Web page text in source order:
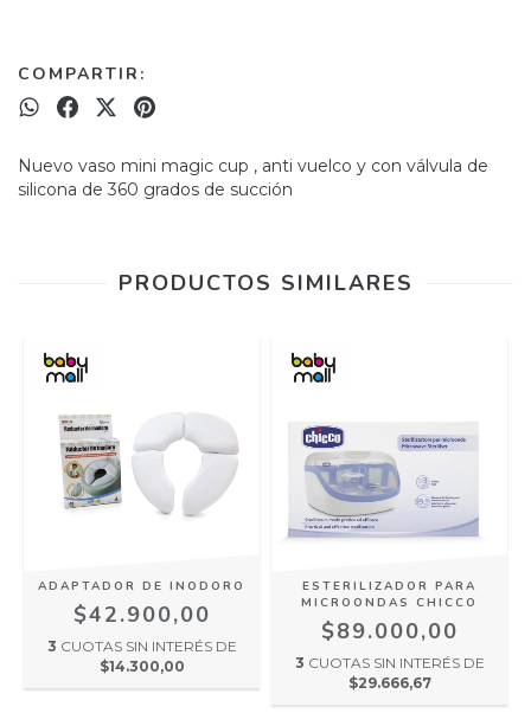
COMPARTIR:
Nuevo vaso mini magic cup , anti vuelco y con válvula de
silicona de 360 grados de succión
PRODUCTOS SIMILARES
ADAPTADOR DE INODORO
$42.900,00
3 CUOTAS SIN INTERÉS DE
$14.300,00
ESTERILIZADOR PARA
MICROONDAS CHICCO
$89.000,00
3 CUOTAS SIN INTERÉS DE
$29.666,67